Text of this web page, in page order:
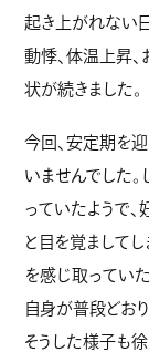
起き上がれない日
動悸、体温上昇
状が続きました。
今回、安定期を
いませんでした
っていたようで
と目を覚まして
を感じ取ってい
自身が普段どお
そうした様子も